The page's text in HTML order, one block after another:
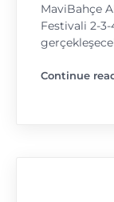
MaviBahçe
Festivali 2-
Continue
"MaviBahçe